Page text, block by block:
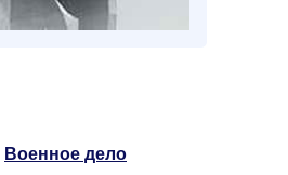
Военное дело